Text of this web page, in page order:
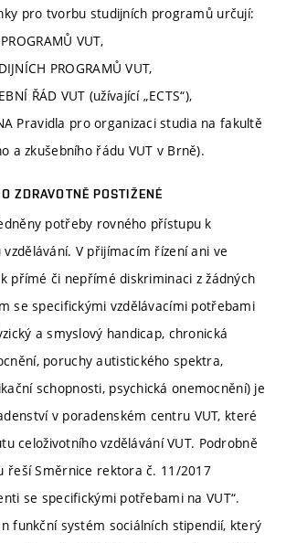
pro tvorbu studijních programů určují:
VUT,
PROGRAMŮ VUT,
ŘÁD VUT (užívající „ECTS“),
Pravidla pro organizaci studia na fakultě
a zkušebního řádu VUT v Brně).
ZDRAVOTNĚ POSTIŽENÉ
potřeby rovného přístupu k
V přijímacím řízení ani ve
přímé či nepřímé diskriminaci z žádných
se specifickými vzdělávacími potřebami
a smyslový handicap, chronická
poruchy autistického spektra,
schopnosti, psychická onemocnění) je
v poradenském centru VUT, které
celoživotního vzdělávání VUT. Podrobně
řeší Směrnice rektora č. 11/2017
se specifickými potřebami na VUT“.
funkční systém sociálních stipendií, který